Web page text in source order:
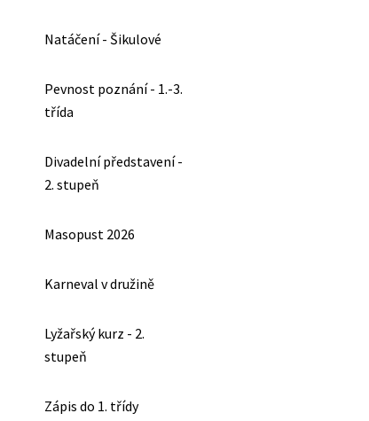
Natáčení - Šikulové
Pevnost poznání - 1.-3.
třída
Divadelní představení -
2. stupeň
Masopust 2026
Karneval v družině
Lyžařský kurz - 2.
stupeň
Zápis do 1. třídy